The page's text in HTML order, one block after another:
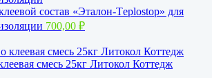
состав «Эталон-Тeplostop» для
700,00 ₽
смесь 25кг Литокол Коттедж